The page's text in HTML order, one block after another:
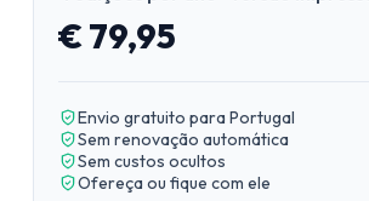
€ 79,95
Envio gratuito para Portugal
Sem renovação automática
Sem custos ocultos
Ofereça ou fique com ele